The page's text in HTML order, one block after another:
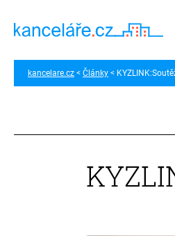
kancelare.cz Články